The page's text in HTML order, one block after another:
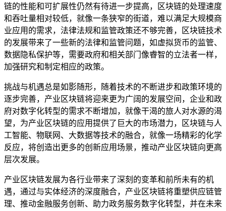
链的性能和可扩展性仍然有待进一步提高，区块链的处理速度
和吞吐量相对较低，就像一条狭窄的街道，难以满足大规模商
业应用的需求，法律法规和监管政策还不够完善，区块链技术
的发展带来了一些新的法律和监管问题，如虚拟货币的监管、
数据隐私保护等，需要政府和相关部门像睿智的立法者一样，
加强研究和制定相应的政策。
挑战与机遇总是如影随形，随着技术的不断进步和政策环境的
逐步完善，产业区块链将迎来更为广阔的发展空间，企业和政
府对数字化转型的需求不断增加，就像干渴的旅人对水源的渴
望，为产业区块链的应用提供了巨大的市场潜力，区块链与人
工智能、物联网、大数据等技术的融合，就像一场精彩的化学
反应，将创造出更多的创新应用场景，推动产业区块链向更高
层次发展。
产业区块链发展为各行业带来了深刻的变革和前所未有的机
遇，通过与实体经济的深度融合，产业区块链将重塑供应链管
理、推动金融服务创新、助力政务服务数字化转型，并在未来